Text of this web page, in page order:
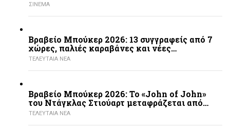
ΣΙΝΕΜΑ
Βραβείο Μπούκερ 2026: 13 συγγραφείς από 7
χώρες, παλιές καραβάνες και νέες…
ΤΕΛΕΥΤΑΙΑ ΝΕΑ
Βραβείο Μπούκερ 2026: Το «John of John»
του Ντάγκλας Στιούαρτ μεταφράζεται από…
ΤΕΛΕΥΤΑΙΑ ΝΕΑ